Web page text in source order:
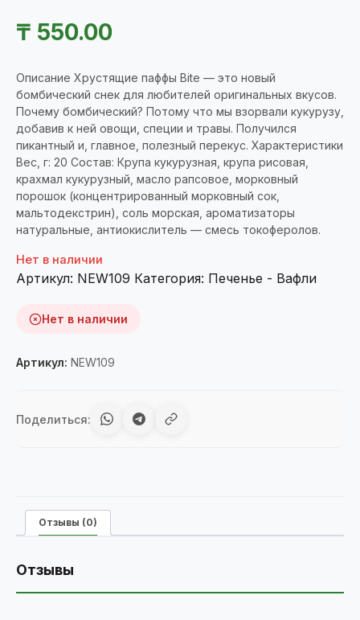
₸ 550.00
Описание Хрустящие паффы Bite — это новый
бомбический снек для любителей оригинальных вкусов.
Почему бомбический? Потому что мы взорвали кукурузу,
добавив к ней овощи, специи и травы. Получился
пикантный и, главное, полезный перекус. Характеристики
Вес, г: 20 Состав: Крупа кукурузная, крупа рисовая,
крахмал кукурузный, масло рапсовое, морковный
порошок (концентрированный морковный сок,
мальтодекстрин), соль морская, ароматизаторы
натуральные, антиокислитель — смесь токоферолов.
Нет в наличии
Артикул: NEW109 Категория: Печенье - Вафли
Нет в наличии
Артикул: NEW109
Поделиться:
Отзывы (0)
Отзывы